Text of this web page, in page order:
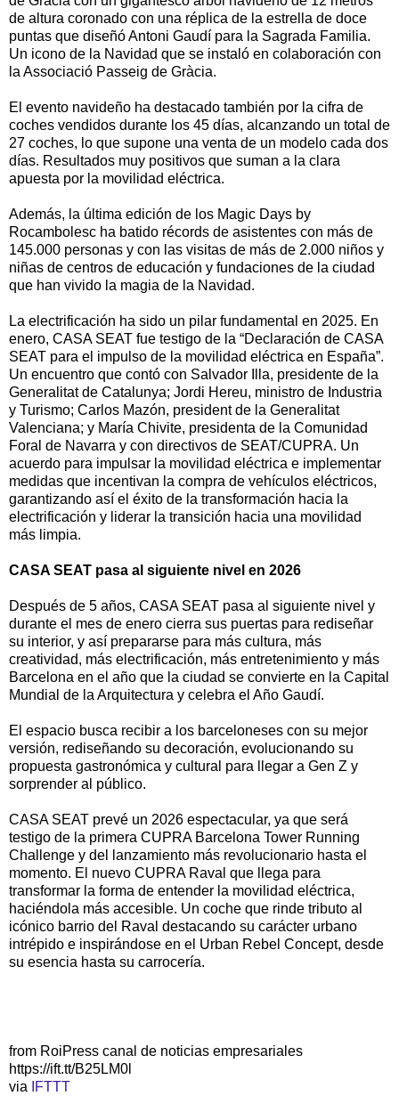
de altura coronado con una réplica de la estrella de doce
puntas que diseñó Antoni Gaudí para la Sagrada Familia.
Un icono de la Navidad que se instaló en colaboración con
la Associació Passeig de Gràcia.
El evento navideño ha destacado también por la cifra de
coches vendidos durante los 45 días, alcanzando un total de
27 coches, lo que supone una venta de un modelo cada dos
días. Resultados muy positivos que suman a la clara
apuesta por la movilidad eléctrica.
Además, la última edición de los Magic Days by
Rocambolesc ha batido récords de asistentes con más de
145.000 personas y con las visitas de más de 2.000 niños y
niñas de centros de educación y fundaciones de la ciudad
que han vivido la magia de la Navidad.
La electrificación ha sido un pilar fundamental en 2025. En
enero, CASA SEAT fue testigo de la “Declaración de CASA
SEAT para el impulso de la movilidad eléctrica en España”.
Un encuentro que contó con Salvador Illa, presidente de la
Generalitat de Catalunya; Jordi Hereu, ministro de Industria
y Turismo; Carlos Mazón, president de la Generalitat
Valenciana; y María Chivite, presidenta de la Comunidad
Foral de Navarra y con directivos de SEAT/CUPRA. Un
acuerdo para impulsar la movilidad eléctrica e implementar
medidas que incentivan la compra de vehículos eléctricos,
garantizando así el éxito de la transformación hacia la
electrificación y liderar la transición hacia una movilidad
más limpia.
CASA SEAT pasa al siguiente nivel en 2026
Después de 5 años, CASA SEAT pasa al siguiente nivel y
durante el mes de enero cierra sus puertas para rediseñar
su interior, y así prepararse para más cultura, más
creatividad, más electrificación, más entretenimiento y más
Barcelona en el año que la ciudad se convierte en la Capital
Mundial de la Arquitectura y celebra el Año Gaudí.
El espacio busca recibir a los barceloneses con su mejor
versión, rediseñando su decoración, evolucionando su
propuesta gastronómica y cultural para llegar a Gen Z y
sorprender al público.
CASA SEAT prevé un 2026 espectacular, ya que será
testigo de la primera CUPRA Barcelona Tower Running
Challenge y del lanzamiento más revolucionario hasta el
momento. El nuevo CUPRA Raval que llega para
transformar la forma de entender la movilidad eléctrica,
haciéndola más accesible. Un coche que rinde tributo al
icónico barrio del Raval destacando su carácter urbano
intrépido e inspirándose en el Urban Rebel Concept, desde
su esencia hasta su carrocería.
from RoiPress canal de noticias empresariales
https://ift.tt/B25LM0l
via
IFTTT